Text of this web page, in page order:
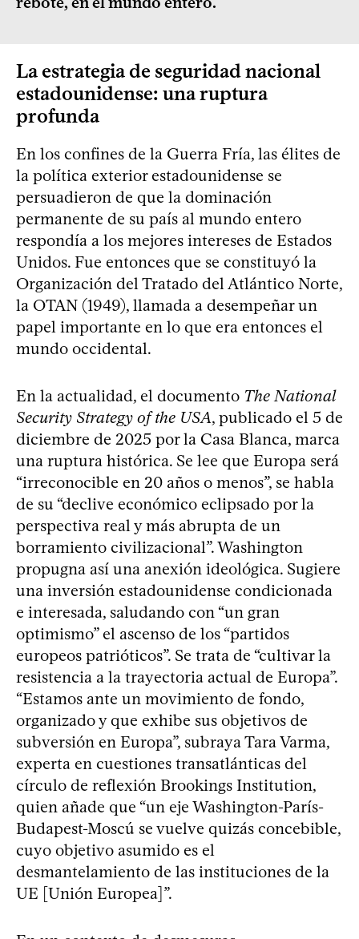
La estrategia de seguridad nacional
estadounidense: una ruptura
profunda
En los confines de la Guerra Fría, las élites de
la política exterior estadounidense se
persuadieron de que la dominación
permanente de su país al mundo entero
respondía a los mejores intereses de Estados
Unidos. Fue entonces que se constituyó la
Organización del Tratado del Atlántico Norte,
la OTAN (1949), llamada a desempeñar un
papel importante en lo que era entonces el
mundo occidental.
En la actualidad, el documento The National
Security Strategy of the USA, publicado el 5 de
diciembre de 2025 por la Casa Blanca, marca
una ruptura histórica. Se lee que Europa será
“irreconocible en 20 años o menos”, se habla
de su “declive económico eclipsado por la
perspectiva real y más abrupta de un
borramiento civilizacional”. Washington
propugna así una anexión ideológica. Sugiere
una inversión estadounidense condicionada
e interesada, saludando con “un gran
optimismo” el ascenso de los “partidos
europeos patrióticos”. Se trata de “cultivar la
resistencia a la trayectoria actual de Europa”.
“Estamos ante un movimiento de fondo,
organizado y que exhibe sus objetivos de
subversión en Europa”, subraya Tara Varma,
experta en cuestiones transatlánticas del
círculo de reflexión Brookings Institution,
quien añade que “un eje Washington-París-
Budapest-Moscú se vuelve quizás concebible,
cuyo objetivo asumido es el
desmantelamiento de las instituciones de la
UE [Unión Europea]”.